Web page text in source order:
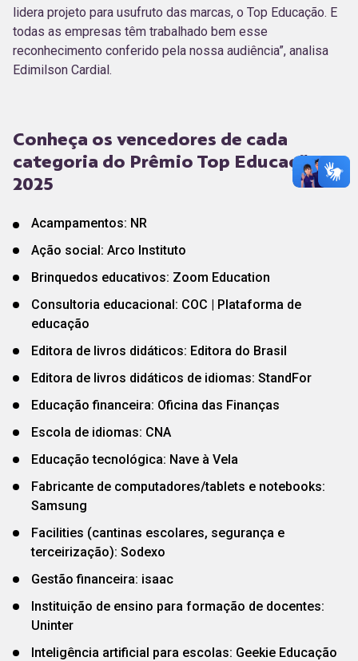
lidera projeto para usufruto das marcas, o Top Educação. E
todas as empresas têm trabalhado bem esse
reconhecimento conferido pela nossa audiência”, analisa
Edimilson Cardial.
Conheça os vencedores de cada
categoria do Prêmio Top Educação
2025
Acampamentos: NR
Ação social: Arco Instituto
Brinquedos educativos: Zoom Education
Consultoria educacional: COC | Plataforma de
educação
Editora de livros didáticos: Editora do Brasil
Editora de livros didáticos de idiomas: StandFor
Educação financeira: Oficina das Finanças
Escola de idiomas: CNA
Educação tecnológica: Nave à Vela
Fabricante de computadores/tablets e notebooks:
Samsung
Facilities (cantinas escolares, segurança e
terceirização): Sodexo
Gestão financeira: isaac
Instituição de ensino para formação de docentes:
Uninter
Inteligência artificial para escolas: Geekie Educação